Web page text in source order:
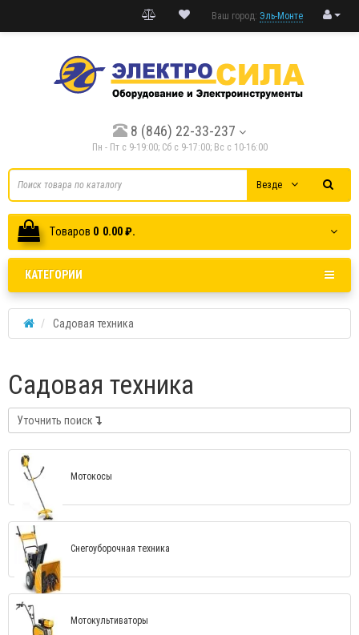
Ваш город: Эль-Монте
8 (846) 22-33-237
Пн - Пт с 9-19:00; Cб с 9-17:00; Вс с 10-16:00
Везде
Tоваров 0 0.00 ₽.
КАТЕГОРИИ
Садовая техника
Садовая техника
Уточнить поиск
Мотокосы
Снегоуборочная техника
Мотокультиваторы